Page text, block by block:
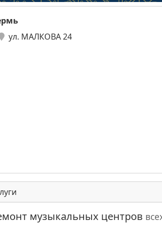
ул. МАЛКОВА 24
музыкальных центров